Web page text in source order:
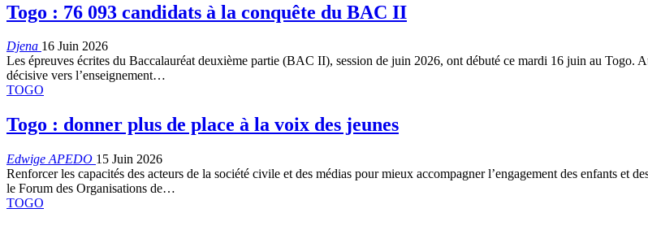
Togo : 76 093 candidats à la conquête du BAC II
Djena 16 Juin 2026
Les épreuves écrites du Baccalauréat deuxième partie (BAC II), session de juin 2026, ont débuté ce mardi 16 juin au Togo.
décisive vers l’enseignement…
TOGO
Togo : donner plus de place à la voix des jeunes
Edwige APEDO 15 Juin 2026
Renforcer les capacités des acteurs de la société civile et des médias pour mieux accompagner l’engagement des enfants et
le Forum des Organisations de…
TOGO